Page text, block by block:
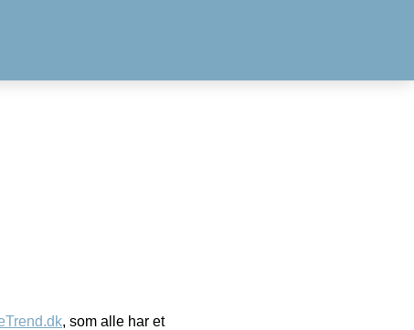
, som alle har et